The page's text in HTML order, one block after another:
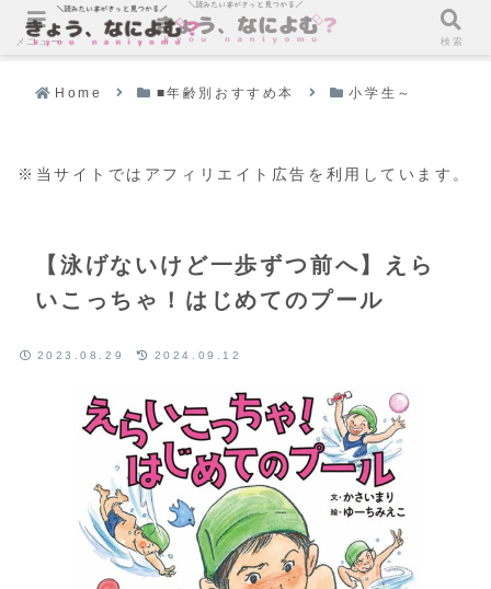
Home ■年齢別おすすめ本 小学生～
※当サイトではアフィリエイト広告を利用しています。
【泳げないけど一歩ずつ前へ】えら
いこっちゃ！はじめてのプール
2023.08.29 2024.09.12
メニュー 検索